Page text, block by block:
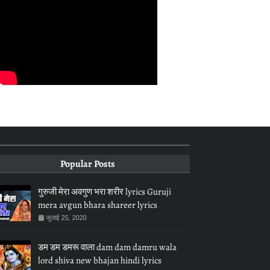
Popular Posts
गुरुजी मेरा अवगुण भरा शरीर lyrics Guruji
mera avgun bhara shareer lyrics
जुलाई 25, 2020
डम डम डमरू वाला dam dam damru wala
lord shiva new bhajan hindi lyrics